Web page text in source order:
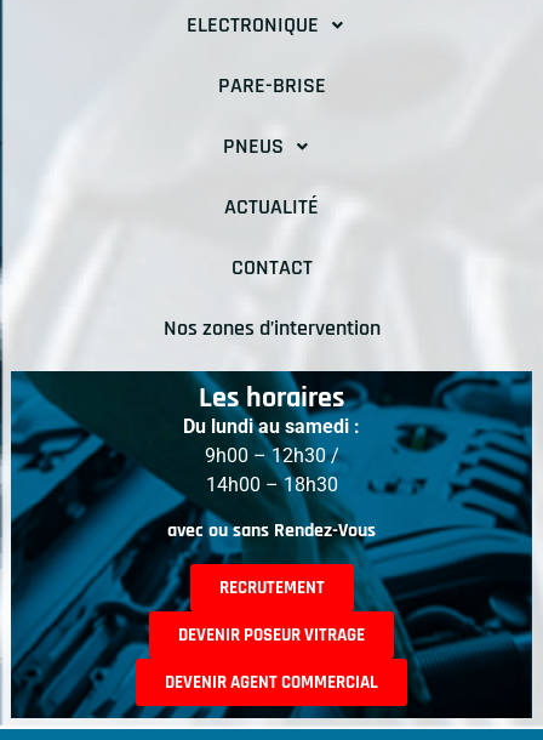
ELECTRONIQUE
PARE-BRISE
PNEUS
ACTUALITÉ
CONTACT
Nos zones d’intervention
Les horaires
Du lundi au samedi :
9h00 – 12h30 /
14h00 – 18h30
avec ou sans Rendez-Vous
RECRUTEMENT
DEVENIR POSEUR VITRAGE
DEVENIR AGENT COMMERCIAL